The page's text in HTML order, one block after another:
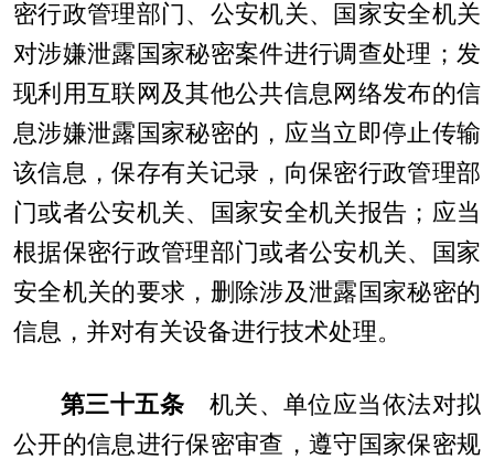
密行政管理部门、公安机关、国家安全机关
对涉嫌泄露国家秘密案件进行调查处理；发
现利用互联网及其他公共信息网络发布的信
息涉嫌泄露国家秘密的，应当立即停止传输
该信息，保存有关记录，向保密行政管理部
门或者公安机关、国家安全机关报告；应当
根据保密行政管理部门或者公安机关、国家
安全机关的要求，删除涉及泄露国家秘密的
信息，并对有关设备进行技术处理。
第三十五条 机关、单位应当依法对拟
公开的信息进行保密审查，遵守国家保密规